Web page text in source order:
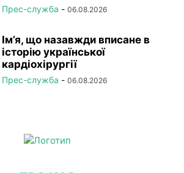
Прес-служба - 06.08.2026
Ім’я, що назавжди вписане в
історію української
кардіохірургії
Прес-служба - 06.08.2026